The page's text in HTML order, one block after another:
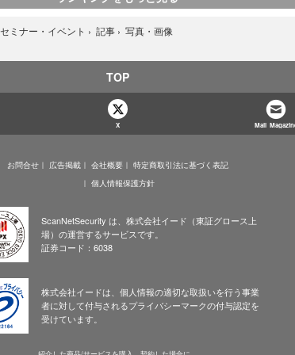
セミナー・イベント › 記事 › 写真・画像
TOP
X Mail
お問合せ 広告掲載 会社概要
特定商取引法に基づく表記
個人情報保護方針
ScanNetSecurity は、株式会社イード（東証グロース上
場）の運営するサービスです。
証券コード：6038
株式会社イードは、個人情報の適切な取扱いを行う事業
者に対して付与されるプライバシーマークの付与認定を
受けています。